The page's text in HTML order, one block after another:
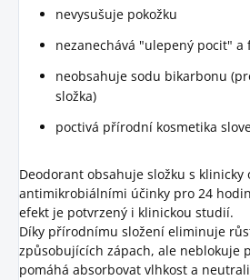
nevysušuje pokožku
nezanechává "ulepený pocit" a
neobsahuje sodu bikarbonu
složka)
poctivá přírodní kosmetika
Deodorant obsahuje složku s klinicky
antimikrobiálními účinky pro 24
efekt je potvrzený i klinickou studií.
Díky přírodnímu složení eliminuje
způsobujících zápach, ale neblokuje
pomáhá absorbovat vlhkost a